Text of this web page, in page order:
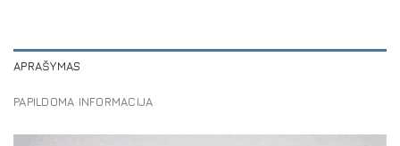
APRAŠYMAS
PAPILDOMA INFORMACIJA